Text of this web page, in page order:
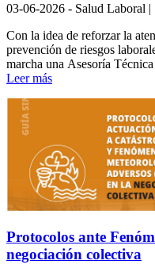
03-06-2026 - Salud Laboral |
Con la idea de reforzar la
prevención de riesgos
marcha una Asesoría
Leer más
Protocolos ante
negociación colectiva